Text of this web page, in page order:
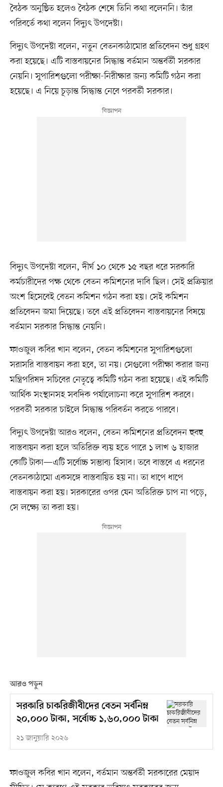
বৈঠক অনুষ্ঠিত হলেও বৈঠক শেষে তিনি কথা বলেননি। তাঁর
পরিবর্তে কথা বলেন বিদ্যুৎ উপদেষ্টা।
বিদ্যুৎ উপদেষ্টা বলেন, নতুন বেতনকাঠামোর প্রতিবেদন শুধু গ্রহণ
করা হয়েছে। এটি বাস্তবায়নের সিদ্ধান্ত বর্তমান অন্তর্বর্তী সরকার
নেয়নি। সুপারিশগুলো পরীক্ষা-নিরীক্ষার জন্য কমিটি গঠন করা
হয়েছে। এ নিয়ে চূড়ান্ত সিদ্ধান্ত নেবে পরবর্তী সরকার।
বিদ্যুৎ উপদেষ্টা বলেন, দীর্ঘ ১০ থেকে ১৫ বছর ধরে সরকারি
কর্মচারীদের পক্ষ থেকে বেতন কমিশনের দাবি ছিল। সেই প্রক্রিয়ার
অংশ হিসেবেই বেতন কমিশন গঠন করা হয়। সেই কমিশন
প্রতিবেদন জমা দিয়েছে। তবে এই প্রতিবেদন বাস্তবায়নের বিষয়ে
বর্তমান সরকার সিদ্ধান্ত নেয়নি।
ফাওজুল কবির খান বলেন, বেতন কমিশনের সুপারিশগুলো
সরাসরি বাস্তবায়ন করা হবে, তা নয়। সেগুলো পরীক্ষা করার জন্য
মন্ত্রিপরিষদ সচিবের নেতৃত্বে কমিটি গঠন করা হয়েছে। এই কমিটি
আর্থিক সংস্থানসহ সবদিক পর্যালোচনা করে সুপারিশ করবে।
পরবর্তী সরকার চাইলে সিদ্ধান্ত পরিবর্তন করতে পারবে।
বিদ্যুৎ উপদেষ্টা আরও বলেন, বেতন কমিশনের প্রতিবেদন হুবহু
বাস্তবায়ন করা হলে অতিরিক্ত ব্যয় হতে পারে ১ লাখ ৬ হাজার
কোটি টাকা—এটি সর্বোচ্চ সম্ভাব্য হিসাব। তবে বাস্তবে এ ধরনের
বেতনকাঠামো একসঙ্গে বাস্তবায়িত হয় না। তা ধাপে ধাপে
বাস্তবায়ন করা হয়। সরকারের ওপর যেন অতিরিক্ত চাপ না পড়ে,
সে লক্ষ্যে তা করা হয়।
আরও পড়ুন
সরকারি চাকরিজীবীদের বেতন সর্বনিম্ন
২০,০০০ টাকা, সর্বোচ্চ ১,৬০,০০০ টাকা
২১ জানুয়ারি ২০২৬
ফাওজুল কবির খান বলেন, বর্তমান অন্তর্বর্তী সরকারের মেয়াদ